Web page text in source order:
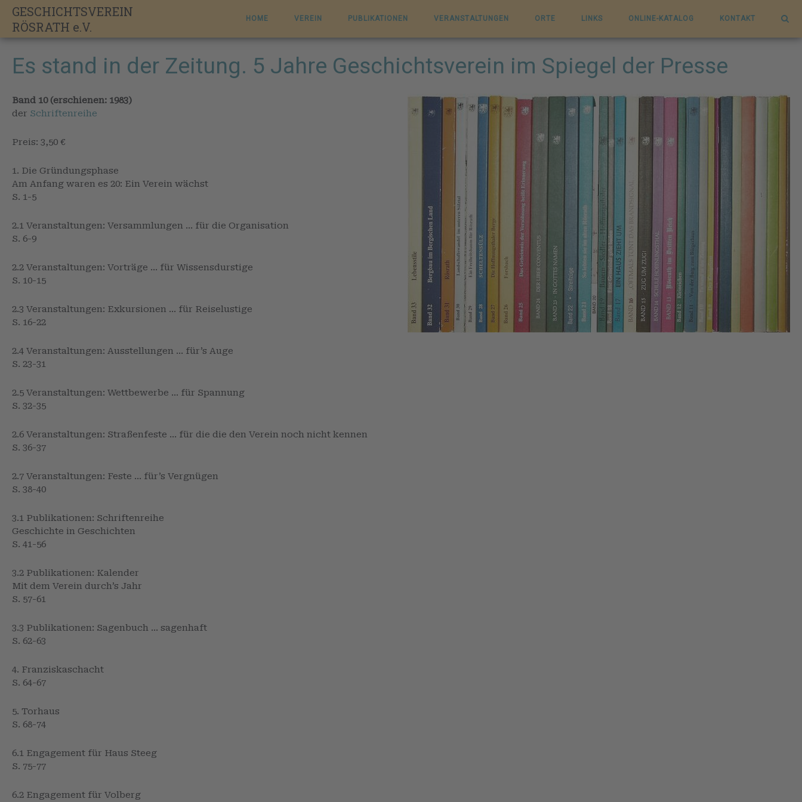
Skip
content
GESCHICHTSVEREIN
RÖSRATH e.V.
HOME VEREIN PUBLIKATIONEN VERANSTALTUNGEN ORTE LINKS ONLINE-KATALOG KONTAKT
Es stand in der Zeitung. 5 Jahre Geschichtsverein im Spiegel der Presse
Band 10 (erschienen: 1983)
der Schriftenreihe
Preis: 3,50 €
1. Die Gründungsphase
Am Anfang waren es 20: Ein Verein wächst
S. 1-5
2.1 Veranstaltungen: Versammlungen … für die Organisation
S. 6-9
2.2 Veranstaltungen: Vorträge … für Wissensdurstige
S. 10-15
2.3 Veranstaltungen: Exkursionen … für Reiselustige
S. 16-22
2.4 Veranstaltungen: Ausstellungen … für’s Auge
S. 23-31
2.5 Veranstaltungen: Wettbewerbe … für Spannung
S. 32-35
2.6 Veranstaltungen: Straßenfeste … für die die den Verein noch nicht kennen
S. 36-37
2.7 Veranstaltungen: Feste … für’s Vergnügen
S. 38-40
3.1 Publikationen: Schriftenreihe
Geschichte in Geschichten
S. 41-56
3.2 Publikationen: Kalender
Mit dem Verein durch’s Jahr
S. 57-61
3.3 Publikationen: Sagenbuch … sagenhaft
S. 62-63
4. Franziskaschacht
S. 64-67
5. Torhaus
S. 68-74
6.1 Engagement für Haus Steeg
S. 75-77
6.2 Engagement für Volberg